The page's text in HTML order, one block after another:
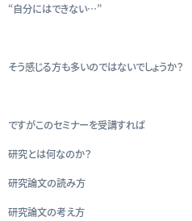
“自分にはできない…”
そう感じる方も多いのではないでしょうか？
ですがこのセミナーを受講すれば
研究とは何なのか？
研究論文の読み方
研究論文の考え方